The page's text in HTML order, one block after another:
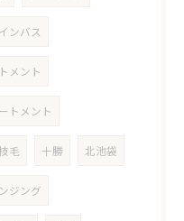
インバス
メント
トメント
毛 十勝 北池袋
ジング